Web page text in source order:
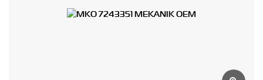
Особистий кабінет